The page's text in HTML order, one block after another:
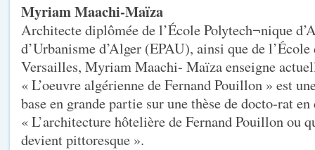
Myriam Maachi-Maïza
Architecte diplômée de l’École Polytech¬nique
d’Urbanisme d’Alger (EPAU), ainsi que de
Versailles, Myriam Maachi- Maïza enseigne
« L’oeuvre algérienne de Fernand Pouillon » est
base en grande partie sur une thèse de docto-rat
« L’architecture hôtelière de Fernand Pouillon ou
devient pittoresque ».